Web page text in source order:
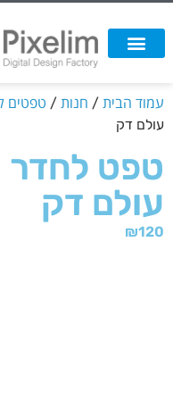
עמוד הבית / חנות / טפטים
עולם דק
טפט לחדר
עולם דק
₪120